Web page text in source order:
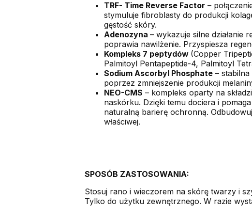
TRF- Time Reverse Factor –
stymuluje fibroblasty do produkcji
gęstość skóry.
Adenozyna – wykazuje silne działanie
poprawia nawilżenie. Przyspiesza
Kompleks 7 peptydów (Copper
Palmitoyl Pentapeptide-4, Palmitoyl
Sodium Ascorbyl Phosphate– stabilna
poprzez zmniejszenie produkcji
NEO-CMS – kompleks oparty na
naskórku. Dzięki temu dociera i
naturalną barierę ochronną.
właściwej.
SPOSÓB ZASTOSOWANIA:
Stosuj rano i wieczorem na skórę twarzy i
Tylko do użytku zewnętrznego. W razie